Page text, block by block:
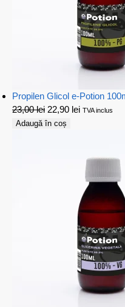
Propilen Glicol e-Potion
23,00lei 22,90 lei TVA inclus
Adaugă în coș